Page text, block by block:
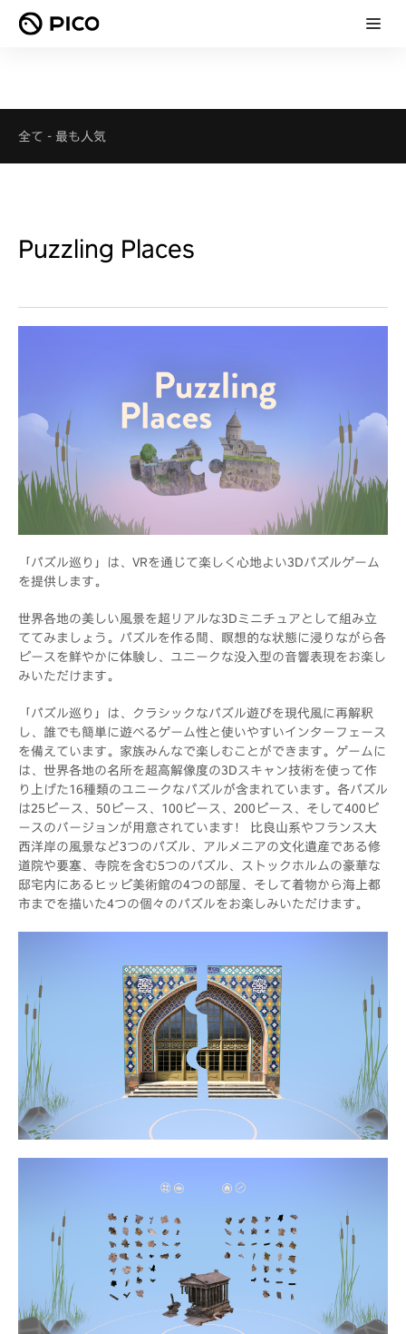
全て - 最も人気
Puzzling Places
「パズル巡り」は、VRを通じて楽しく心地よい3Dパズルゲーム
を提供します。
世界各地の美しい風景を超リアルな3Dミニチュアとして組み立
ててみましょう。パズルを作る間、瞑想的な状態に浸りながら各
ピースを鮮やかに体験し、ユニークな没入型の音響表現をお楽し
みいただけます。
「パズル巡り」は、クラシックなパズル遊びを現代風に再解釈
し、誰でも簡単に遊べるゲーム性と使いやすいインターフェース
を備えています。家族みんなで楽しむことができます。ゲームに
は、世界各地の名所を超高解像度の3Dスキャン技術を使って作
り上げた16種類のユニークなパズルが含まれています。各パズル
は25ピース、50ピース、100ピース、200ピース、そして400ピ
ースのバージョンが用意されています！ 比良山系やフランス大
西洋岸の風景など3つのパズル、アルメニアの文化遺産である修
道院や要塞、寺院を含む5つのパズル、ストックホルムの豪華な
邸宅内にあるヒッピ美術館の4つの部屋、そして着物から海上都
市までを描いた4つの個々のパズルをお楽しみいただけます。